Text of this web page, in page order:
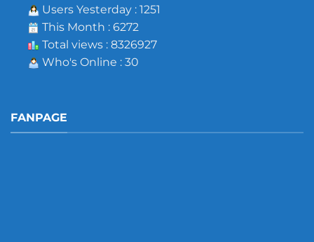
Users Yesterday : 1251
This Month : 6272
Total views : 8326927
Who's Online : 30
FANPAGE